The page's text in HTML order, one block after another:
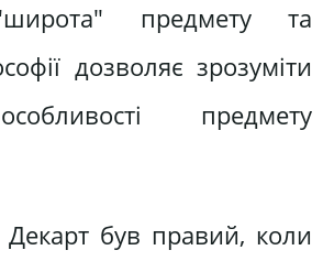
предмету та
дозволяє зрозуміти
предмету
був правий, коли